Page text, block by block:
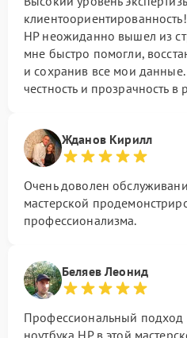
HP неожиданно вышел из
мне быстро помогли,
и сохранив все мои
честность и прозрачность в
Жданов Кирилл
Очень доволен
мастерской
профессионализма.
Беляев Леонид
Профессиональный подход
ноутбука HP в этой